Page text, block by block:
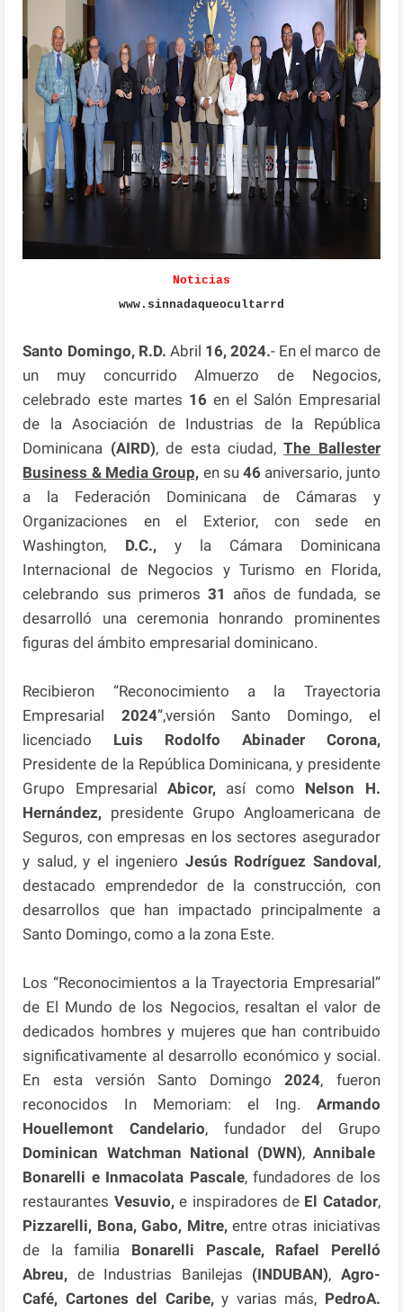
Noticias
www.sinnadaqueocultarrd
Santo Domingo, R.D. Abril 16, 2024.- En el marco de
un muy concurrido Almuerzo de Negocios,
celebrado este martes 16en el Salón Empresarial
de la Asociación de Industrias de la República
Dominicana (AIRD), de esta ciudad,The Ballester
Business & Media Group, en su46 aniversario, junto
a la Federación Dominicana de Cámaras y
Organizaciones en el Exterior, con sede en
Washington, D.C., y la Cámara Dominicana
Internacional de Negocios y Turismo en Florida,
celebrando sus primeros 31 años de fundada, se
desarrolló una ceremonia honrando prominentes
figuras del ámbito empresarial dominicano.
Recibieron “Reconocimiento a la Trayectoria
Empresarial 2024”,versión Santo Domingo, el
licenciado Luis Rodolfo Abinader Corona,
Presidente de la República Dominicana, y presidente
Grupo Empresarial Abicor,así como Nelson H.
Hernández, presidente Grupo Angloamericana de
Seguros, con empresas en los sectores asegurador
y salud, y el ingeniero Jesús Rodríguez Sandoval,
destacado emprendedor de la construcción, con
desarrollos que han impactado principalmente a
Santo Domingo, como a la zona Este.
Los “Reconocimientos a la Trayectoria Empresarial”
de El Mundo de los Negocios, resaltan el valor de
dedicados hombres y mujeres que han contribuido
significativamente al desarrollo económico y social.
En esta versión Santo Domingo2024, fueron
reconocidos In Memoriam: el Ing. Armando
Houellemont
Candelario, fundador del Grupo
Dominican Watchman National (DWN), Annibale
Bonarelli e Inmacolata Pascale, fundadores de los
restaurantes Vesuvio,e inspiradores de El Catador,
Pizzarelli, Bona, Gabo, Mitre,entre otras iniciativas
de la familia Bonarelli Pascale, Rafael Perelló
Abreu, de Industrias Banilejas (INDUBAN), Agro-
Café, Cartones del Caribe,y varias más, PedroA.